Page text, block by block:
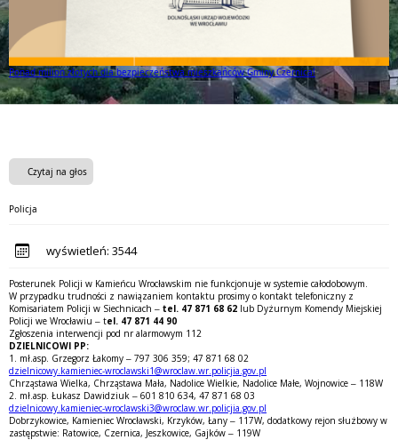
Gminy Czernica! Mamy to! Gmina Czernica z
Czytaj na głos
Policja
wyświetleń: 3544
Posterunek Policji w Kamieńcu Wrocławskim nie funkcjonuje w systemie całodobowym.
W przypadku trudności z nawiązaniem kontaktu prosimy o kontakt telefoniczny z
Komisariatem Policji w Siechnicach – tel. 47 871 68 62 lub Dyżurnym Komendy Miejskiej
Policji we Wrocławiu – tel. 47 871 44 90
Zgłoszenia interwencji pod nr alarmowym 112
DZIELNICOWI PP:
1. mł.asp. Grzegorz Łakomy – 797 306 359; 47 871 68 02
dzielnicowy.kamieniec-wroclawski1@wroclaw.wr.policjia.gov.pl
Chrząstawa Wielka, Chrząstawa Mała, Nadolice Wielkie, Nadolice Małe, Wojnowice – 118W
2. mł.asp. Łukasz Dawidziuk – 601 810 634, 47 871 68 03
dzielnicowy.kamieniec-wroclawski3@wroclaw.wr.policjia.gov.pl
Dobrzykowice, Kamieniec Wrocławski, Krzyków, Łany – 117W, dodatkowy rejon służbowy w
zastępstwie: Ratowice, Czernica, Jeszkowice, Gajków – 119W